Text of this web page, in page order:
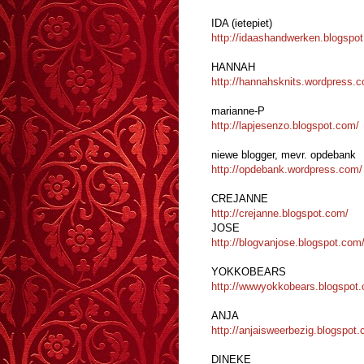
IDA (ietepiet)
http://
HANNAH
http://
marianne-P
http://lapjesenzo.blogspot.com/
niewe blogger, mevr. opdebank
http://opdebank.wordpress.com/
CREJANNE
http://crejanne.blogspot.com/
JOSE
http://blogvanjose.blogspot.com/
YOKKOBEARS
http://
ANJA
http://
DINEKE